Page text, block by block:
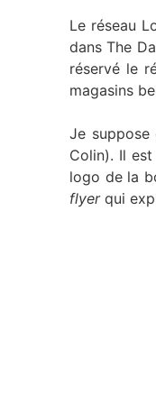
Le réseau
dans The
réservé le
magasins
Je suppose
Colin). Il
logo de la
flyerqui